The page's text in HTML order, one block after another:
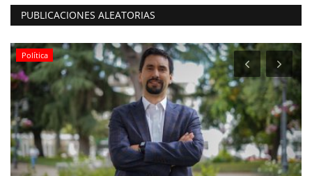
PUBLICACIONES ALEATORIAS
Política